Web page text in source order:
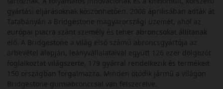
gyártási eljárásoknak köszönhetően. 2008 áprilisában adták át
Tatabányán a Bridgestone magyarországi üzemét, ahol az
európai piacra szánt személy és teher abroncsokat állítanak
elő. A Bridgestone a világ első számú abroncsgyártója az
árbevétel alapján, leányvállalataival együtt 126 ezer dolgozót
foglalkoztat világszerte, 179 gyárral rendelkezik és termékeit
150 országban forgalmazza. Minden ötödik jármű a világon
Bridgestone gumiabronccsal van felszerelve.